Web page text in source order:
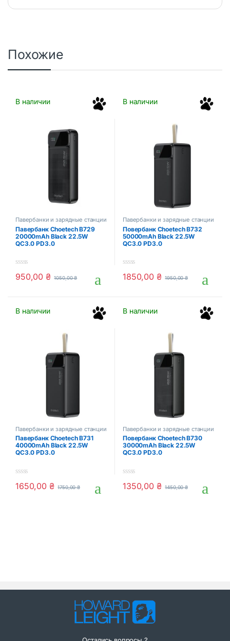
Похожие
В наличии
Павербанки и зарядные станции
Павербанк Choetech B729
20000mAh Black 22.5W
QC3.0 PD3.0
0
o
f
5
950,00₴ 1050,00₴
В наличии
Павербанки и зарядные станции
Повербанк Choetech B732
50000mAh Black 22.5W
QC3.0 PD3.0
0
o
f
5
1850,00 ₴ 1950,00₴
В наличии
Павербанки и зарядные станции
Павербанк Choetech B731
40000mAh Black 22.5W
QC3.0 PD3.0
0
o
1650,00 ₴ 1750,00₴
В наличии
Павербанки и зарядные станции
Повербанк Choetech B730
30000mAh Black 22.5W
QC3.0 PD3.0
0
o
1350,00 ₴ 1450,00₴